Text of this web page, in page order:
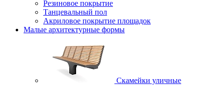
Резиновое покрытие
Танцевальный пол
Акриловое покрытие площадок
Малые архитектурные формы
Скамейки уличные